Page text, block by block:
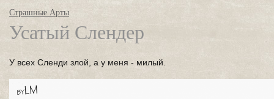
Страшные Арты
Усатый Слендер
У всех Сленди злой, а у меня - милый.